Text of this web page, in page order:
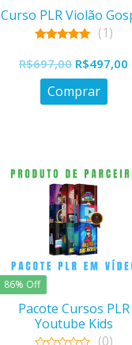
Curso PLR Violão
out of 5
(1)
R$697,00 O
preço
original
R$497,00
Comprar
86% Off
Pacote Cursos PLR
Youtube Kids
(0)